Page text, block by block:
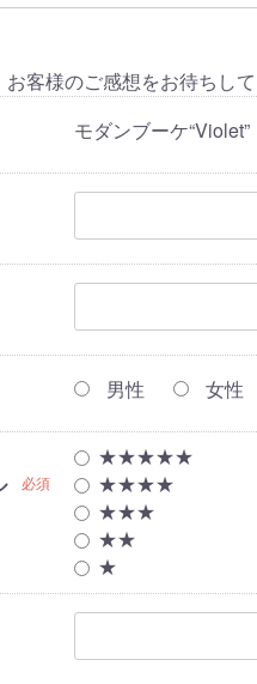
客様のご感想をお待ちし
モダンブーケ“Violet”
男性 女性
必須
★★★★★
★★★★
★★★
★★
★